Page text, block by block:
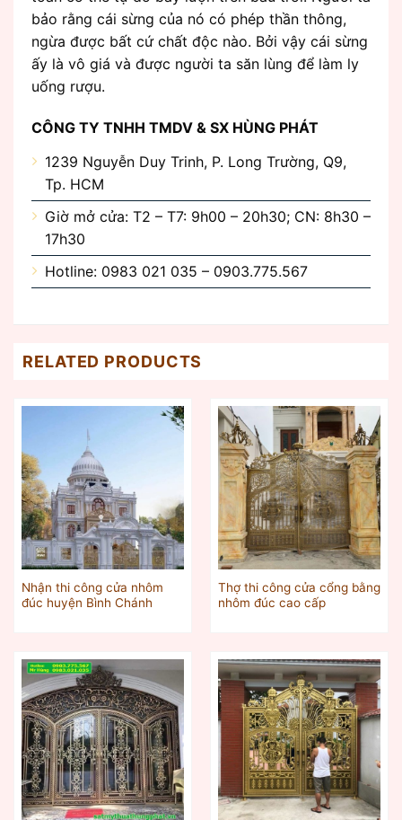
bảo rằng cái sừng của nó có phép thần thông,
ngừa được bất cứ chất độc nào. Bởi vậy cái sừng
ấy là vô giá và được người ta săn lùng để làm ly
uống rượu.
CÔNG TY TNHH TMDV & SX HÙNG PHÁT
1239 Nguyễn Duy Trinh, P. Long Trường, Q9,
Tp. HCM
Giờ mở cửa: T2 – T7: 9h00 – 20h30; CN: 8h30 –
17h30
Hotline: 0983 021 035 – 0903.775.567
RELATED PRODUCTS
Nhận thi công cửa nhôm
đúc huyện Bình Chánh
Thợ thi công cửa cổng bằng
nhôm đúc cao cấp